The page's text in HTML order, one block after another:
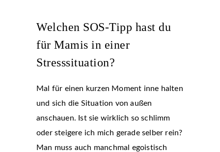
Welchen SOS-Tipp hast du
für Mamis in einer
Stresssituation?
Mal für einen kurzen Moment inne halten
und sich die Situation von außen
anschauen. Ist sie wirklich so schlimm
oder steigere ich mich gerade selber rein?
Man muss auch manchmal egoistisch